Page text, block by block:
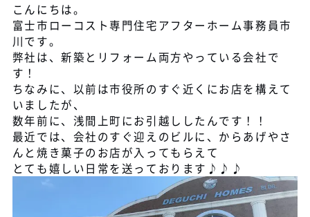
こんにちは。
富士市ローコスト専門住宅アフターホーム事務員市
川です。
弊社は、新築とリフォーム両方やっている会社で
す！
ちなみに、以前は市役所のすぐ近くにお店を構えて
いましたが、
数年前に、浅間上町にお引越ししたんです！！
最近では、会社のすぐ迎えのビルに、からあげやさ
んと焼き菓子のお店が入ってもらえて
とても嬉しい日常を送っております♪♪♪